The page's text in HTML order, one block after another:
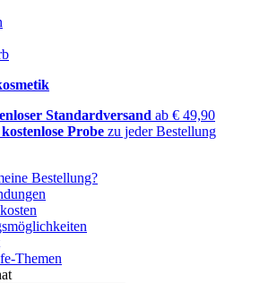
Standardversand ab € 49,90
Probe zu jeder Bestellung
Bestellung?
Themen